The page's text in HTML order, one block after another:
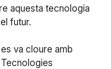
aquesta tecnologia
futur.
va cloure amb
Tecnologies